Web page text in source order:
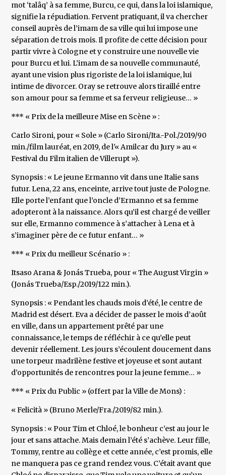
mot ‘talâq’ à sa femme, Burcu, ce qui, dans la loi islamique,
signifie la répudiation. Fervent pratiquant, il va chercher
conseil auprès de l’imam de sa ville qui lui impose une
séparation de trois mois. Il profite de cette décision pour
partir vivre à Cologne et y construire une nouvelle vie
pour Burcu et lui. L’imam de sa nouvelle communauté,
ayant une vision plus rigoriste de la loi islamique, lui
intime de divorcer. Oray se retrouve alors tiraillé entre
son amour pour sa femme et sa ferveur religieuse… »
*** « Prix de la meilleure Mise en Scène » :
Carlo Sironi, pour « Sole » (Carlo Sironi/Ita.-Pol./2019/90
min./film lauréat, en 2019, de l’« Amilcar du Jury » au «
Festival du Film italien de Villerupt »).
Synopsis : « Le jeune Ermanno vit dans une Italie sans
futur. Lena, 22 ans, enceinte, arrive tout juste de Pologne.
Elle porte l’enfant que l’oncle d’Ermanno et sa femme
adopteront à la naissance. Alors qu’il est chargé de veiller
sur elle, Ermanno commence à s’attacher à Lena et à
s’imaginer père de ce futur enfant… »
*** « Prix du meilleur Scénario » :
Itsaso Arana & Jonás Trueba, pour « The August Virgin »
(Jonás Trueba/Esp./2019/122 min.).
Synopsis : « Pendant les chauds mois d’été, le centre de
Madrid est désert. Eva a décider de passer le mois d’août
en ville, dans un appartement prêté par une
connaissance, le temps de réfléchir à ce qu’elle peut
devenir réellement. Les jours s’écoulent doucement dans
une torpeur madrilène festive et joyeuse et sont autant
d’opportunités de rencontres pour la jeune femme… »
*** « Prix du Public » (offert par la Ville de Mons) :
« Felicità » (Bruno Merle/Fra./2019/82 min.).
Synopsis : « Pour Tim et Chloé, le bonheur c’est au jour le
jour et sans attache. Mais demain l’été s’achève. Leur fille,
Tommy, rentre au collège et cette année, c’est promis, elle
ne manquera pas ce grand rendez vous. C’était avant que